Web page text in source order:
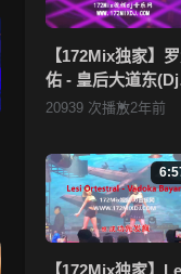
【172Mix独家】
佑 - 皇后大道东(Dj
仔 Electro Mix粤语
20939 次播放2年前
【172Mix独家】